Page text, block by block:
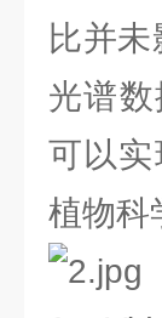
比并
光谱
可以
植物科